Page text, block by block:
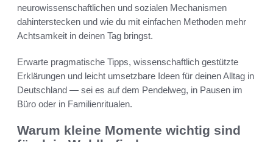
neurowissenschaftlichen und sozialen Mechanismen
dahinterstecken und wie du mit einfachen Methoden mehr
Achtsamkeit in deinen Tag bringst.
Erwarte pragmatische Tipps, wissenschaftlich gestützte
Erklärungen und leicht umsetzbare Ideen für deinen Alltag in
Deutschland — sei es auf dem Pendelweg, in Pausen im
Büro oder in Familienritualen.
Warum kleine Momente wichtig sind